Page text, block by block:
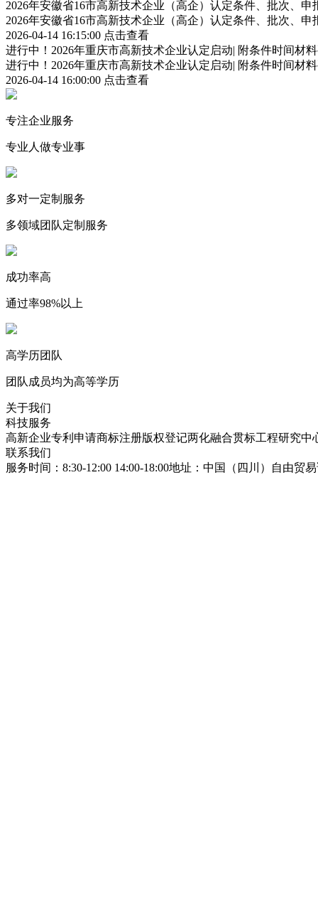
2026年安徽省16市高新技术企业（高企）认定条件、批次、申
2026年安徽省16市高新技术企业（高企）认定条件、批次、申
2026-04-14 16:15:00 点击查看
进行中！2026年重庆市高新技术企业认定启动| 附条件时间材
进行中！2026年重庆市高新技术企业认定启动| 附条件时间材
2026-04-14 16:00:00 点击查看
专注企业服务
专业人做专业事
多对一定制服务
多领域团队定制服务
成功率高
通过率98%以上
高学历团队
团队成员均为高等学历
关于我们
科技服务
高新企业专利申请商标注册版权登记两化融合贯标工程研究中
联系我们
服务时间：8:30-12:00 14:00-18:00地址：中国（四川）自由贸